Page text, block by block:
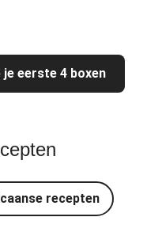
eerste 4 boxen
recepten